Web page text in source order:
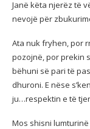
Janë këta njerëz të
nevojë për
Ata nuk fryhen, por
pozojnë, por prekin
bëhuni së pari të
dhuroni. E nëse
ju…respektin e të
Mos shisni